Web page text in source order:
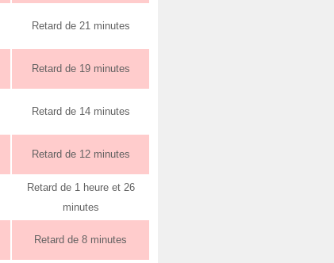
Retard de 21 minutes
Retard de 19 minutes
Retard de 14 minutes
Retard de 12 minutes
Retard de 1 heure et 26
minutes
Retard de 8 minutes